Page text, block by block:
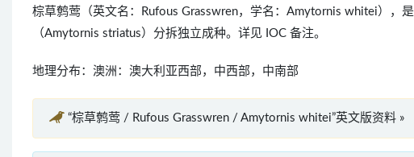
棕草鹩莺（英文名：Rufous Grasswren，学名：Amytornis whitei），
（Amytornis striatus）分拆独立成种。详见 IOC 备注。
地理分布：澳洲：澳大利亚西部，中西部，中南部
“棕草鹩莺 / Rufous Grasswren / Amytornis whitei”英文版资料 »